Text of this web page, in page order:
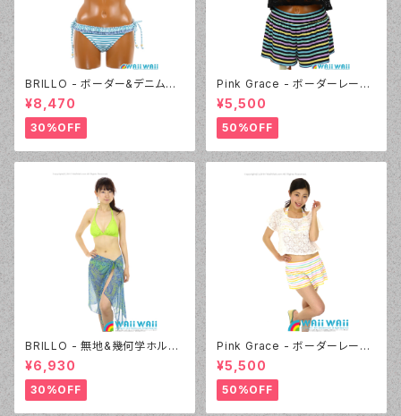
BRILLO - ボーダー&デニムビ
¥8,470
30%OFF
Pink Grace - ボーダーレース
フリル 4点セット（4817 - 05:ブ
ラック）
¥5,500
50%OFF
BRILLO - 無地&幾何学ホルタ
ー 2Wayパレオセット（3313 -
60:グリーン）
¥6,930
30%OFF
Pink Grace - ボーダーレース
フリル 4点セット（4817 - 01:ホ
ワイト）
¥5,500
50%OFF